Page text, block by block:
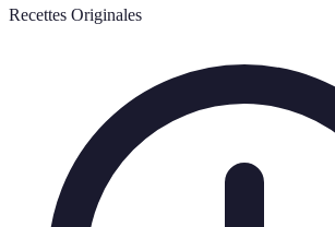
Recettes Originales